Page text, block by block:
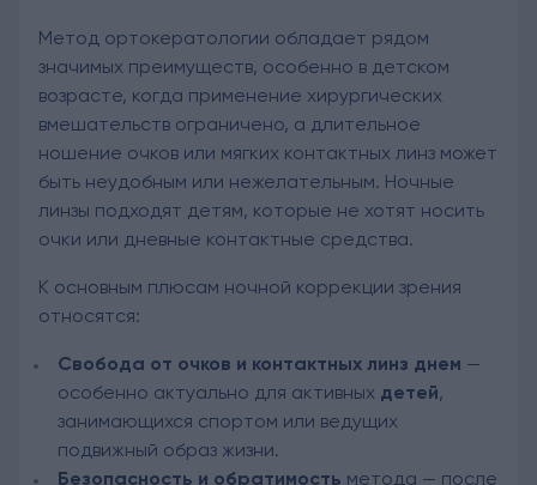
Метод ортокератологии обладает рядом
значимых преимуществ, особенно в детском
возрасте, когда применение хирургических
вмешательств ограничено, а длительное
ношение очков или мягких контактных линз может
быть неудобным или нежелательным. Ночные
линзы подходят детям, которые не хотят носить
очки или дневные контактные средства.
К основным плюсам ночной коррекции зрения
относятся:
Свобода от очков и контактных линз днем —
особенно актуально для активных детей,
занимающихся спортом или ведущих
подвижный образ жизни.
Безопасность и обратимость метода — после